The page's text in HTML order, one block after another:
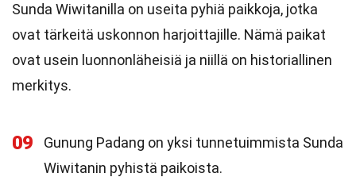
Sunda Wiwitanilla on useita pyhiä paikkoja, jotka
ovat tärkeitä uskonnon harjoittajille. Nämä paikat
ovat usein luonnonläheisiä ja niillä on historiallinen
merkitys.
09
Gunung Padang on yksi tunnetuimmista Sunda
Wiwitanin pyhistä paikoista.